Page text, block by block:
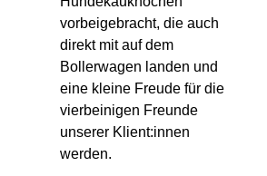
vorbeigebracht, die auch
direkt mit auf dem
Bollerwagen landen und
eine kleine Freude für die
vierbeinigen Freunde
unserer Klient:innen
werden.